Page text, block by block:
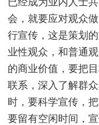
会，就要应对观众
行宣传，这是策划
业性观众，和普通
的商业价值，要把
联系，深入了解群
时，要科学宣传，
要留有空闲时间，